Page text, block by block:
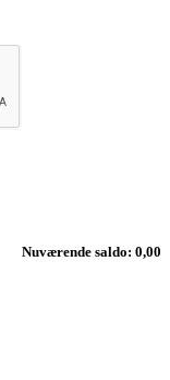
Nuværende saldo: 0,00